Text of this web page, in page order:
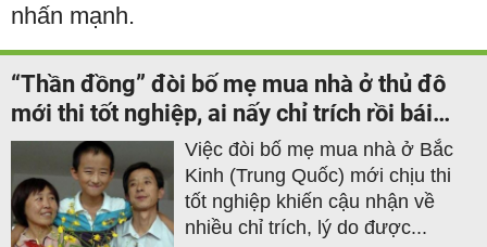
nhấn mạnh.
“Thần đồng” đòi bố mẹ mua nhà ở thủ đô
mới thi tốt nghiệp, ai nấy chỉ trích rồi bái
phục sau 8 năm Việc đòi bố mẹ mua nhà ở Bắc
Kinh (Trung Quốc) mới chịu thi
tốt nghiệp khiến cậu nhận về
nhiều chỉ trích, lý do được...